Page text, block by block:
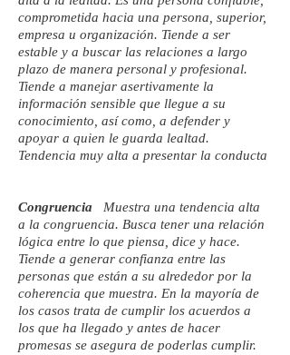
comprometida hacia una persona, superior,
empresa u organización. Tiende a ser
estable y a buscar las relaciones a largo
plazo de manera personal y profesional.
Tiende a manejar asertivamente la
información sensible que llegue a su
conocimiento, así como, a defender y
apoyar a quien le guarda lealtad.
Tendencia muy alta a presentar la conducta
Congruencia Muestra una tendencia alta
a la congruencia. Busca tener una relación
lógica entre lo que piensa, dice y hace.
Tiende a generar confianza entre las
personas que están a su alrededor por la
coherencia que muestra. En la mayoría de
los casos trata de cumplir los acuerdos a
los que ha llegado y antes de hacer
promesas se asegura de poderlas cumplir.